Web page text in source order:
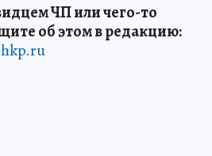
ЧП или чего-то
об этом в редакцию: